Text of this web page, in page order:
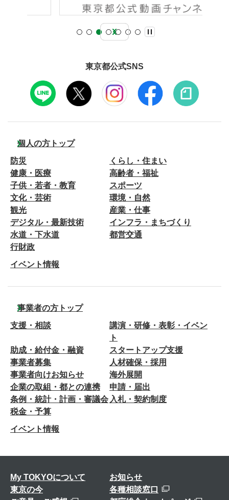
東京都公式SNS
個人の方トップ
防災
くらし・住まい
健康・医療
高齢者・福祉
子供・若者・教育
スポーツ
文化・芸術
環境・自然
観光
産業・仕事
デジタル・最新技術
インフラ・まちづくり
水道・下水道
都営交通
行財政
イベント情報
事業者の方トップ
支援・相談
講演・研修・表彰・イベン
ト
助成・給付金・融資
スタートアップ支援
事業者募集
人材確保・採用
事業者向けお知らせ
海外展開
企業の取組・都との連携
申請・届出
条例・統計・計画・審議会 入札・契約制度
税金・予算
イベント情報
My TOKYOについて
お知らせ
東京の今
各種相談窓口